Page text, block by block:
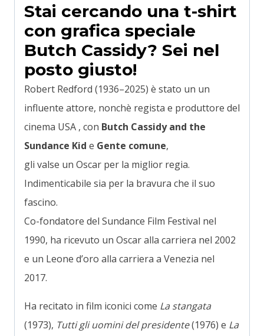
Stai cercando una t-shirt
con grafica speciale
Butch Cassidy? Sei nel
posto giusto!
Robert Redford (1936–2025) è stato un un
influente attore, nonchè regista e produttore del
cinema USA , con Butch Cassidy and the
Sundance Kid e Gente comune,
gli valse un Oscar per la miglior regia.
Indimenticabile sia per la bravura che il suo
fascino.
Co-fondatore del Sundance Film Festival nel
1990, ha ricevuto un Oscar alla carriera nel 2002
e un Leone d’oro alla carriera a Venezia nel
2017.
Ha recitato in film iconici come La stangata
(1973), Tutti gli uomini del presidente(1976) e La